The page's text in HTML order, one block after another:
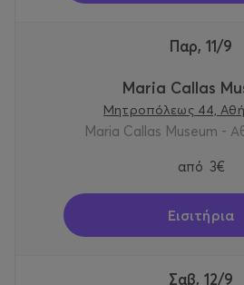
Παρ, 11/9
Maria Callas
Μητροπόλεως 44,
Maria Callas Museum -
από 3€
Εισιτήρια
Σαβ, 12/9